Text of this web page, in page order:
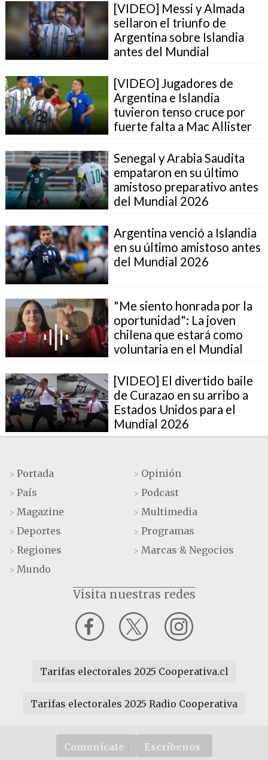
[VIDEO] Messi y Almada
sellaron el triunfo de
Argentina sobre Islandia
antes del Mundial
[VIDEO] Jugadores de
Argentina e Islandia
tuvieron tenso cruce por
fuerte falta a Mac Allister
Senegal y Arabia Saudita
empataron en su último
amistoso preparativo antes
del Mundial 2026
Argentina venció a Islandia
en su último amistoso antes
del Mundial 2026
"Me siento honrada por la
oportunidad": La joven
chilena que estará como
voluntaria en el Mundial
[VIDEO] El divertido baile
de Curazao en su arribo a
Estados Unidos para el
Mundial 2026
> Portada
> País
> Magazine
> Deportes
> Regiones
> Mundo
> Opinión
> Podcast
> Multimedia
> Programas
> Marcas & Negocios
Visita nuestras redes
Tarifas electorales 2025 Cooperativa.cl
Tarifas electorales 2025 Radio Cooperativa
Comunícate Escríbenos